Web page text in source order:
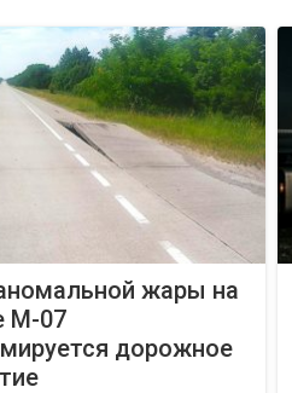
жары на
М-07
дорожное